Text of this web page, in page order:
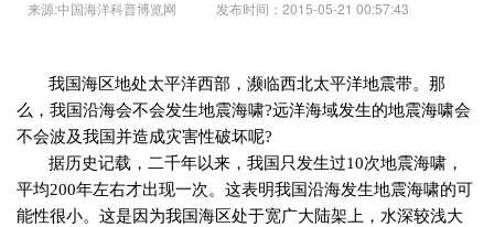
来源:中国海洋科普博览网 发布时间：2015-05-21 00:57:43
我国海区地处太平洋西部，濒临西北太平洋地震带。那
么，我国沿海会不会发生地震海啸?远洋海域发生的地震海啸会
不会波及我国并造成灾害性破坏呢?
据历史记载，二千年以来，我国只发生过10次地震海啸，
平均200年左右才出现一次。这表明我国沿海发生地震海啸的可
能性很小。这是因为我国海区处于宽广大陆架上，水深较浅大